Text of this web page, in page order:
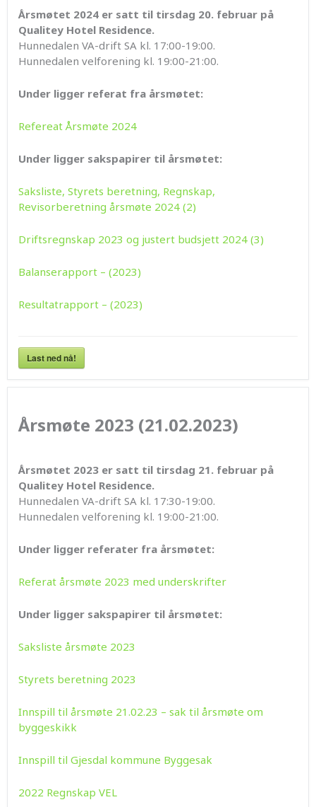
Årsmøtet 2024 er satt til tirsdag 20. februar på
Qualitey Hotel Residence.
Hunnedalen VA-drift SA kl. 17:00-19:00.
Hunnedalen velforening kl. 19:00-21:00.
Under ligger referat fra årsmøtet:
Refereat Årsmøte 2024
Under ligger sakspapirer til årsmøtet:
Saksliste, Styrets beretning, Regnskap,
Revisorberetning årsmøte 2024 (2)
Driftsregnskap 2023 og justert budsjett 2024 (3)
Balanserapport – (2023)
Resultatrapport – (2023)
Last ned nå!
Årsmøte 2023 (21.02.2023)
Årsmøtet 2023 er satt til tirsdag 21. februar på
Qualitey Hotel Residence.
Hunnedalen VA-drift SA kl. 17:30-19:00.
Hunnedalen velforening kl. 19:00-21:00.
Under ligger referater fra årsmøtet:
Referat årsmøte 2023 med underskrifter
Under ligger sakspapirer til årsmøtet:
Saksliste årsmøte 2023
Styrets beretning 2023
Innspill til årsmøte 21.02.23 – sak til årsmøte om
byggeskikk
Innspill til Gjesdal kommune Byggesak
2022 Regnskap VEL